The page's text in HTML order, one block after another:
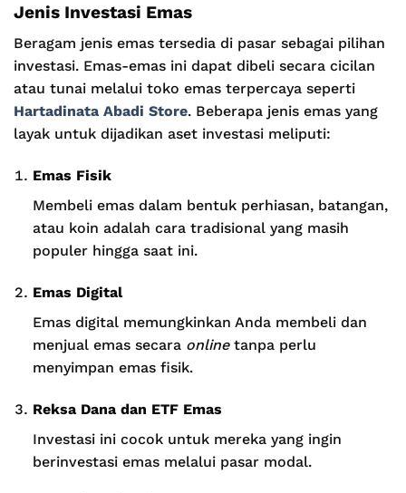
Jenis Investasi Emas
Beragam jenis emas tersedia di pasar sebagai pilihan
investasi. Emas-emas ini dapat dibeli secara cicilan
atau tunai melalui toko emas terpercaya seperti
Hartadinata Abadi Store. Beberapa jenis emas yang
layak untuk dijadikan aset investasi meliputi:
Emas Fisik
Membeli emas dalam bentuk perhiasan, batangan,
atau koin adalah cara tradisional yang masih
populer hingga saat ini.
Emas Digital
Emas digital memungkinkan Anda membeli dan
menjual emas secara onlinetanpa perlu
menyimpan emas fisik.
Reksa Dana dan ETF Emas
Investasi ini cocok untuk mereka yang ingin
berinvestasi emas melalui pasar modal.